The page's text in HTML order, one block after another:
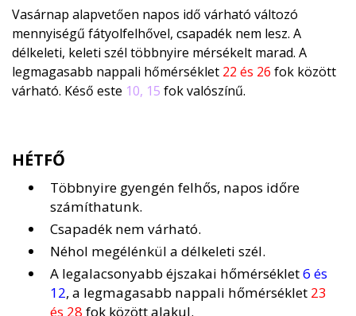
Vasárnap alapvetően napos idő várható változó
mennyiségű fátyolfelhővel, csapadék nem lesz. A
délkeleti, keleti szél többnyire mérsékelt marad. A
legmagasabb nappali hőmérséklet 22 és 26 fok között
várható. Késő este 10, 15 fok valószínű.
HÉTFŐ
Többnyire gyengén felhős, napos időre
számíthatunk.
Csapadék nem várható.
Néhol megélénkül a délkeleti szél.
A legalacsonyabb éjszakai hőmérséklet6 és
12, a legmagasabb nappali hőmérséklet 23
és 28 fok között alakul.